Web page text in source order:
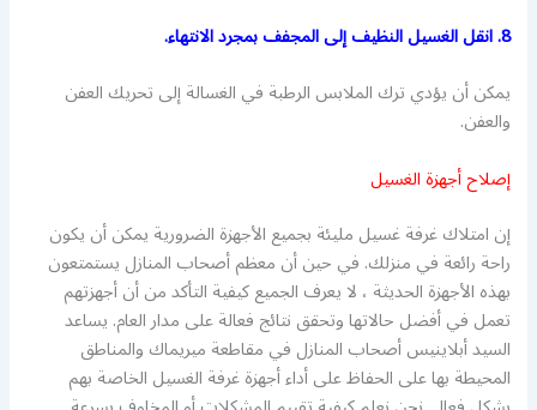
8. انقل الغسيل النظيف إلى المجفف بمجرد الانتهاء.
يمكن أن يؤدي ترك الملابس الرطبة في الغسالة إلى تحريك العفن
والعفن.
إصلاح أجهزة الغسيل
إن امتلاك غرفة غسيل مليئة بجميع الأجهزة الضرورية يمكن أن يكون
راحة رائعة في منزلك. في حين أن معظم أصحاب المنازل يستمتعون
بهذه الأجهزة الحديثة ، لا يعرف الجميع كيفية التأكد من أن أجهزتهم
تعمل في أفضل حالاتها وتحقق نتائج فعالة على مدار العام. يساعد
السيد أبلاينيس أصحاب المنازل في مقاطعة ميريماك والمناطق
المحيطة بها على الحفاظ على أداء أجهزة غرفة الغسيل الخاصة بهم